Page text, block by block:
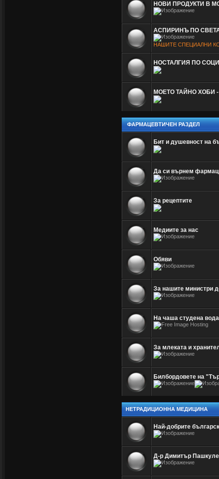
НОВИ ПРОДУКТИ В
АСПИРИНЪ ПО СВЕТА
НАШИТЕ СПЕЦИАЛНИ
НОСТАЛГИЯ ПО
МОЕТО ТАЙНО ХОБИ
ФАРМАЦЕВТИЧЕН РАЗДЕЛ
Бит и душевност на
Да си върнем
За рецептите
Медиите за нас
Обяви
За нашите министри
На чаша студена вода
За млеката и
Билбордовете на
НЕТРАДИЦИОННА МЕДИЦИНА
Най-добрите
Д-р Димитър